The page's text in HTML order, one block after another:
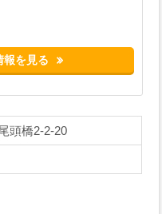
報を見る
頭橋2-2-20